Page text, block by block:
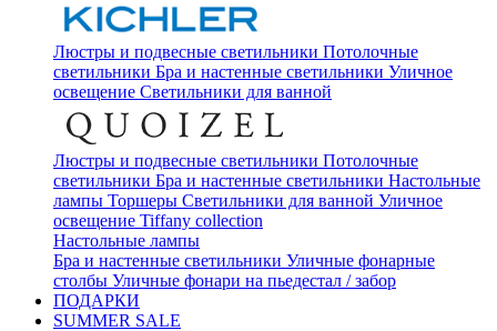
Люстры и подвесные светильники Потолочные
светильники Бра и настенные светильники Уличное
освещение Светильники для ванной
Люстры и подвесные светильники Потолочные
светильники Бра и настенные светильники Настольные
лампы Торшеры Светильники для ванной Уличное
освещение Tiffany collection
Настольные лампы
Бра и настенные светильники Уличные фонарные
столбы Уличные фонари на пьедестал / забор
ПОДАРКИ
SUMMER SALE